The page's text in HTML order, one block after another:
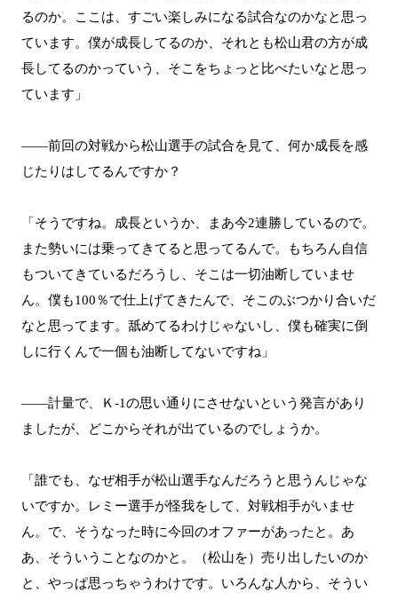
るのか。ここは、すごい楽しみになる試合なのかなと思っ
ています。僕が成長してるのか、それとも松山君の方が成
長してるのかっていう、そこをちょっと比べたいなと思っ
ています」
――前回の対戦から松山選手の試合を見て、何か成長を感
じたりはしてるんですか？
「そうですね。成長というか、まあ今2連勝しているので。
また勢いには乗ってきてると思ってるんで。もちろん自信
もついてきているだろうし、そこは一切油断していませ
ん。僕も100％で仕上げてきたんで、そこのぶつかり合いだ
なと思ってます。舐めてるわけじゃないし、僕も確実に倒
しに行くんで一個も油断してないですね」
――計量で、Ｋ-1の思い通りにさせないという発言があり
ましたが、どこからそれが出ているのでしょうか。
「誰でも、なぜ相手が松山選手なんだろうと思うんじゃな
いですか。レミー選手が怪我をして、対戦相手がいませ
ん。で、そうなった時に今回のオファーがあったと。あ
あ、そういうことなのかと。（松山を）売り出したいのか
と、やっぱ思っちゃうわけです。いろんな人から、そうい